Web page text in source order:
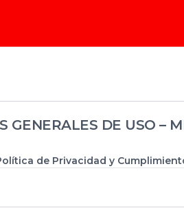
GENERALES DE USO –
de Privacidad y